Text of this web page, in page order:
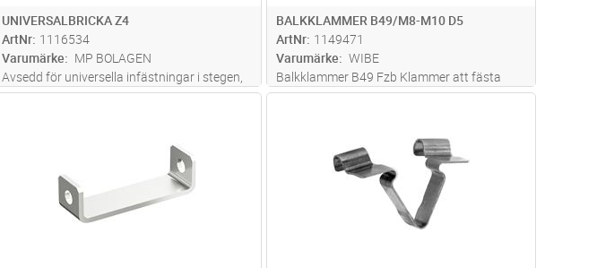
UNIVERSALBRICKA Z4
ArtNr 1116534
Varumärke
MP BOLAGEN
Avsedd för universella infästningar i stegen,
samt för låsning av väggkonsoler och
trådstegen för att förstärk skarven.
...läs mer
BALKKLAMMER B49/M8-M10 D5
ArtNr 1149471
Varumärke
WIBE
Balkklammer B49 Fzb Klammer att fästa
gängstång på balk.